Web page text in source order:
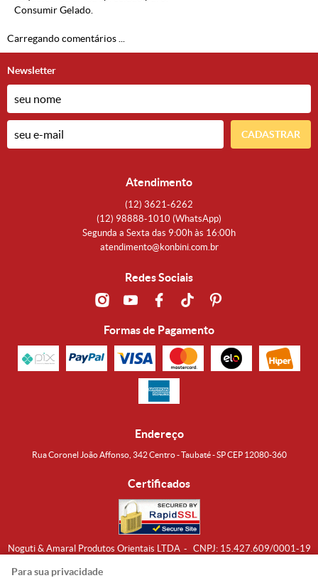
Consumir Gelado.
Carregando comentários ...
Newsletter
CADASTRAR
Atendimento
(12) 3621-6262
(12) 98888-1010 (WhatsApp)
Segunda a Sexta das 9:00h às 16:00h
atendimento@konbini.com.br
Redes Sociais
Formas de Pagamento
Endereço
Rua Coronel João Affonso, 342 Centro - Taubaté - SP CEP 12080-360
Certificados
Noguti & Amaral Produtos Orientais LTDA CNPJ: 15.427.609/0001-19
Para sua privacidade